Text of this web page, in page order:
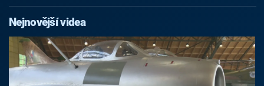
Nejnovější videa